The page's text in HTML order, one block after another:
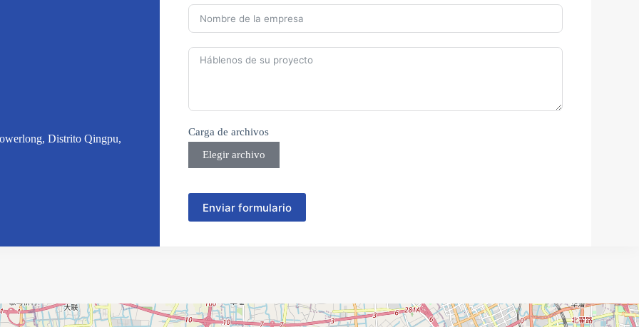
Distrito Qingpu,
o
r
e
c
t
e
Carga de archivos
Elegir archivo
Enviar formulario